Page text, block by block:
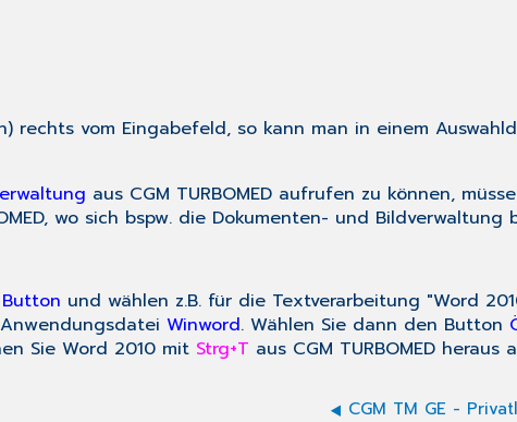
rechts vom Eingabefeld, so kann man in einem
aus CGM TURBOMED aufrufen zu können,
wo sich bspw. die Dokumenten- und Bildverwaltung
und wählen z.B. für die Textverarbeitung "Word
Winword. Wählen Sie dann den Button
Sie Word 2010 mit Strg+T aus CGM TURBOMED heraus
CGM TM GE -